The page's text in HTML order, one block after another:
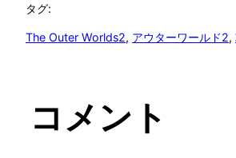
タグ:
The Outer Worlds2, アウターワールド2,
コメント